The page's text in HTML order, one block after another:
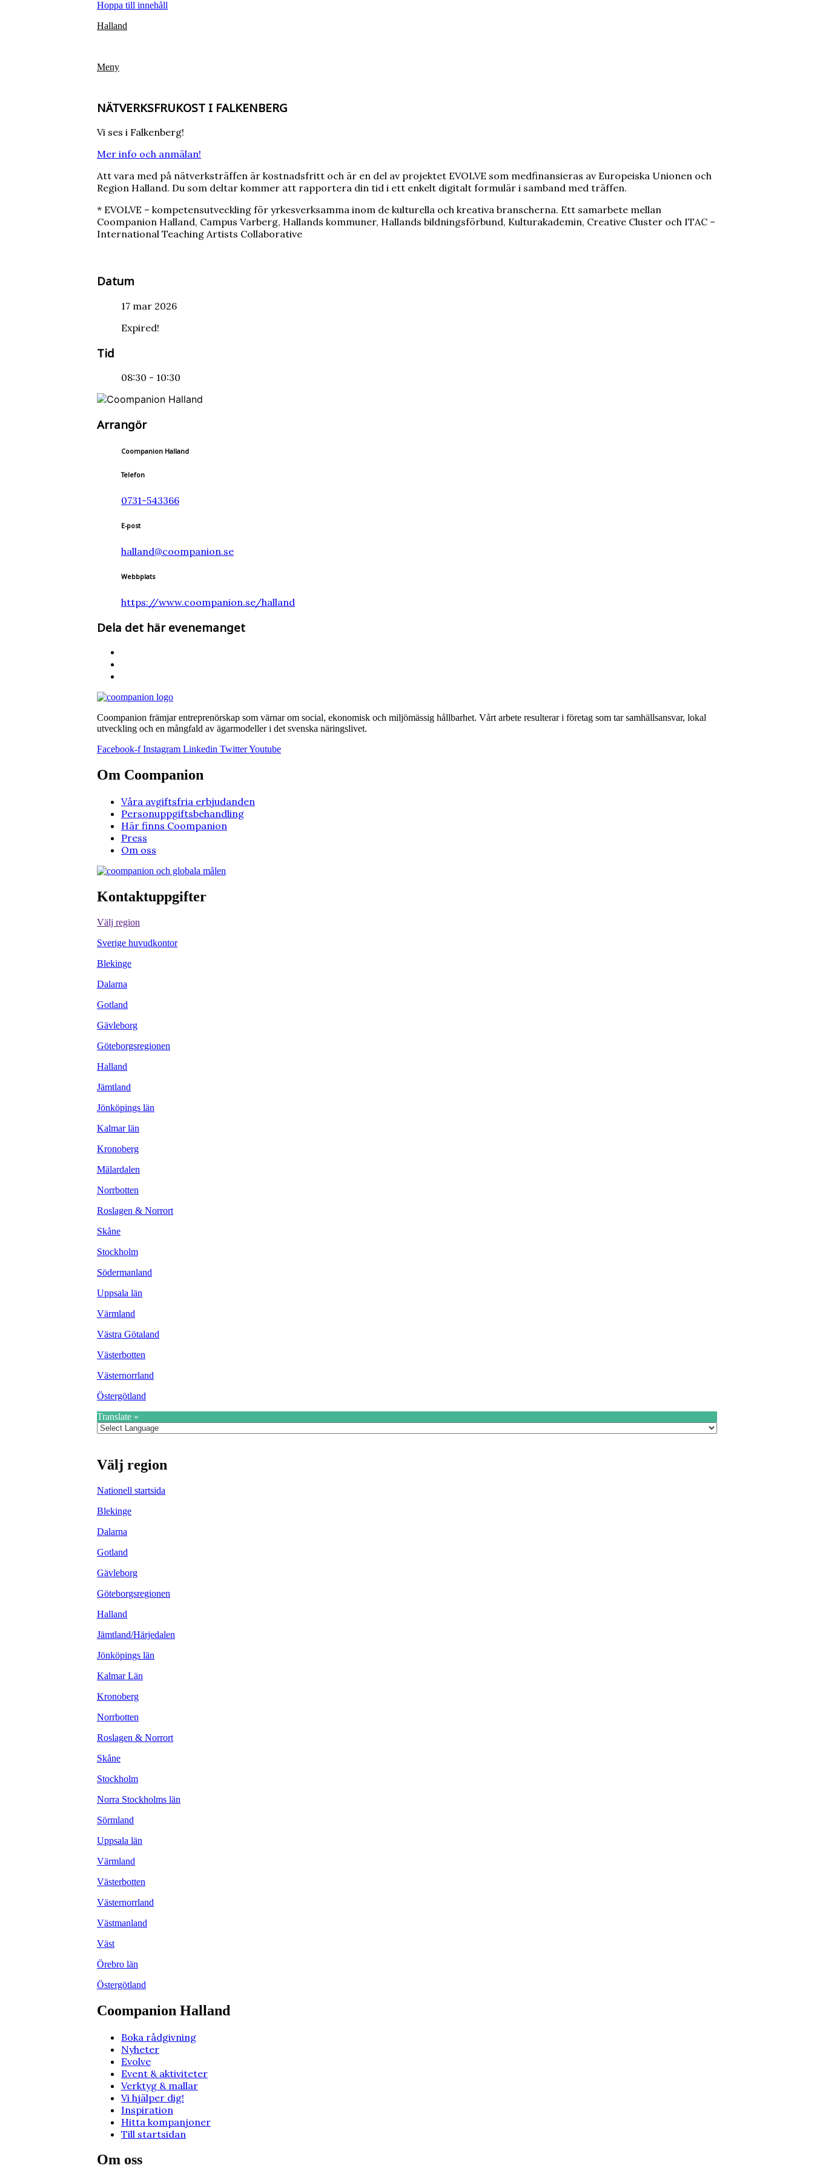
Hoppa till innehåll
Halland
Meny
NÄTVERKSFRUKOST I FALKENBERG
Vi ses i Falkenberg!
Mer info och anmälan!
Att vara med på nätverksträffen är kostnadsfritt och är en del av projektet EVOLVE som medfinansieras av Europeiska Unionen och
Region Halland. Du som deltar kommer att rapportera din tid i ett enkelt digitalt formulär i samband med träffen.
* EVOLVE – kompetensutveckling för yrkesverksamma inom de kulturella och kreativa branscherna. Ett samarbete mellan
Coompanion Halland, Campus Varberg, Hallands kommuner, Hallands bildningsförbund, Kulturakademin, Creative Cluster och ITAC –
International Teaching Artists Collaborative
Datum
17 mar 2026
Expired!
Tid
08:30 - 10:30
Arrangör
Coompanion Halland
Telefon
0731-543366
E-post
halland@coompanion.se
Webbplats
https://www.coompanion.se/halland
Dela det här evenemanget
Coompanion främjar entreprenörskap som värnar om social, ekonomisk och miljömässig hållbarhet. Vårt arbete resulterar i företag som tar samhällsansvar, lokal
utveckling och en mångfald av ägarmodeller i det svenska näringslivet.
Facebook-f Instagram Linkedin TwitterYoutube
Om Coompanion
Våra avgiftsfria erbjudanden
Personuppgiftsbehandling
Här finns Coompanion
Press
Om oss
Kontaktuppgifter
Välj region
Sverige huvudkontor
Blekinge
Dalarna
Gotland
Gävleborg
Göteborgsregionen
Halland
Jämtland
Jönköpings län
Kalmar län
Kronoberg
Mälardalen
Norrbotten
Roslagen & Norrort
Skåne
Stockholm
Södermanland
Uppsala län
Värmland
Västra Götaland
Västerbotten
Västernorrland
Östergötland
Translate »
Välj region
Nationell startsida
Blekinge
Dalarna
Gotland
Gävleborg
Göteborgsregionen
Halland
Jämtland/Härjedalen
Jönköpings län
Kalmar Län
Kronoberg
Norrbotten
Roslagen & Norrort
Skåne
Stockholm
Norra Stockholms län
Sörmland
Uppsala län
Värmland
Västerbotten
Västernorrland
Västmanland
Väst
Örebro län
Östergötland
Coompanion Halland
Boka rådgivning
Nyheter
Evolve
Event & aktiviteter
Verktyg & mallar
Vi hjälper dig!
Inspiration
Hitta kompanjoner
Till startsidan
Om oss